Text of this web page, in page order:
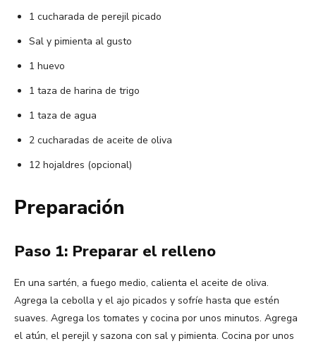
1 cucharada de perejil picado
Sal y pimienta al gusto
1 huevo
1 taza de harina de trigo
1 taza de agua
2 cucharadas de aceite de oliva
12 hojaldres (opcional)
Preparación
Paso 1: Preparar el relleno
En una sartén, a fuego medio, calienta el aceite de oliva.
Agrega la cebolla y el ajo picados y sofríe hasta que estén
suaves. Agrega los tomates y cocina por unos minutos. Agrega
el atún, el perejil y sazona con sal y pimienta. Cocina por unos